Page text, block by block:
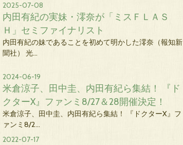
2025-07-08
内田有紀の実妹・澪奈が「ミスＦＬＡＳ
Ｈ」セミファイナリスト
内田有紀の妹であることを初めて明かした澪奈（報知新
聞社） 光…
2024-06-19
米倉涼子、田中圭、内田有紀ら集結！ 『ド
クターX』ファンミ8/27＆28開催決定！
米倉涼子、田中圭、内田有紀ら集結！ 『ドクターX』フ
ァンミ8/2…
2022-07-17